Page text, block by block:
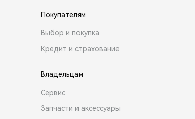
Покупателям
Выбор и покупка
Кредит и страхование
Владельцам
Сервис
Запчасти и аксессуары